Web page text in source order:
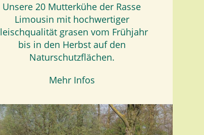
Unsere 20 Mutterkühe der Rasse
Limousin mit hochwertiger
grasen vom Frühjahr
bis in den Herbst auf den
Naturschutzflächen.
Mehr Infos